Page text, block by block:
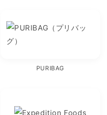
PURIBAG